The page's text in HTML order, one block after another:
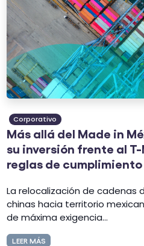
Corporativo
Más allá del Made in
su inversión frente al T-
reglas de
La relocalización de cadenas
chinas hacia territorio
de máxima exigencia...
LEER MÁS